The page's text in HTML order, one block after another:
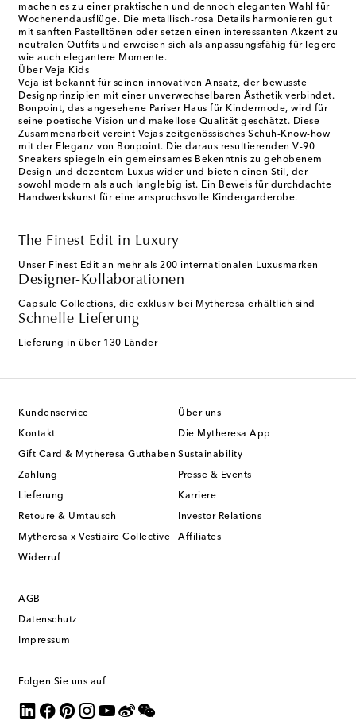
machen es zu einer praktischen und dennoch eleganten Wahl für
Wochenendausflüge. Die metallisch-rosa Details harmonieren gut
mit sanften Pastelltönen oder setzen einen interessanten Akzent zu
neutralen Outfits und erweisen sich als anpassungsfähig für legere
wie auch elegantere Momente.
Über Veja Kids
Veja ist bekannt für seinen innovativen Ansatz, der bewusste
Designprinzipien mit einer unverwechselbaren Ästhetik verbindet.
Bonpoint, das angesehene Pariser Haus für Kindermode, wird für
seine poetische Vision und makellose Qualität geschätzt. Diese
Zusammenarbeit vereint Vejas zeitgenössisches Schuh-Know-how
mit der Eleganz von Bonpoint. Die daraus resultierenden V-90
Sneakers spiegeln ein gemeinsames Bekenntnis zu gehobenem
Design und dezentem Luxus wider und bieten einen Stil, der
sowohl modern als auch langlebig ist. Ein Beweis für durchdachte
Handwerkskunst für eine anspruchsvolle Kindergarderobe.
The Finest Edit in Luxury
Unser Finest Edit an mehr als 200 internationalen Luxusmarken
Designer-Kollaborationen
Capsule Collections, die exklusiv bei Mytheresa erhältlich sind
Schnelle Lieferung
Lieferung in über 130 Länder
Kundenservice
Kontakt
Gift Card & Mytheresa Guthaben
Zahlung
Lieferung
Retoure & Umtausch
Mytheresa x Vestiaire Collective
Widerruf
Über uns
Die Mytheresa App
Sustainability
Presse & Events
Karriere
Investor Relations
Affiliates
AGB
Datenschutz
Impressum
Folgen Sie uns auf